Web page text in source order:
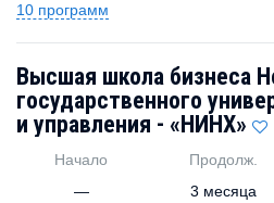
10 программ
Высшая школа бизнеса
государственного
и управления - «НИНХ»
Начало
—
Продолж.
3 месяца